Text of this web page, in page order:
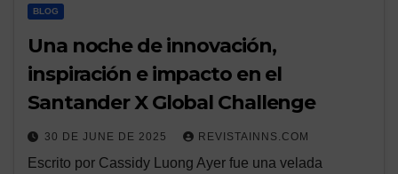
BLOG
Una noche de innovación,
inspiración e impacto en el
Santander X Global Challenge
30 DE JUNE DE 2025 REVISTAINNS.COM
Escrito por Cassidy Luong Ayer fue una velada